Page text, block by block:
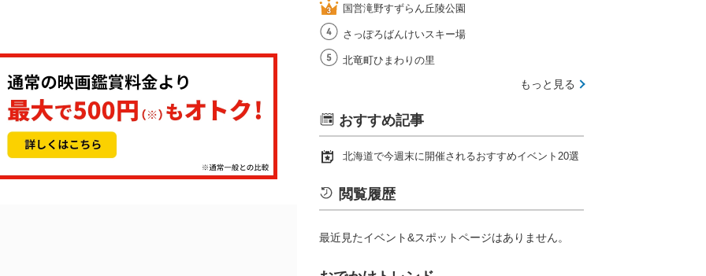
国営滝野すずらん丘陵公園
さっぽろばんけいスキー場
北竜町ひまわりの里
もっと見る
おすすめ記事
北海道で今週末に開催されるおすすめイベント20選
閲覧履歴
最近見たイベント&スポットページはありません。